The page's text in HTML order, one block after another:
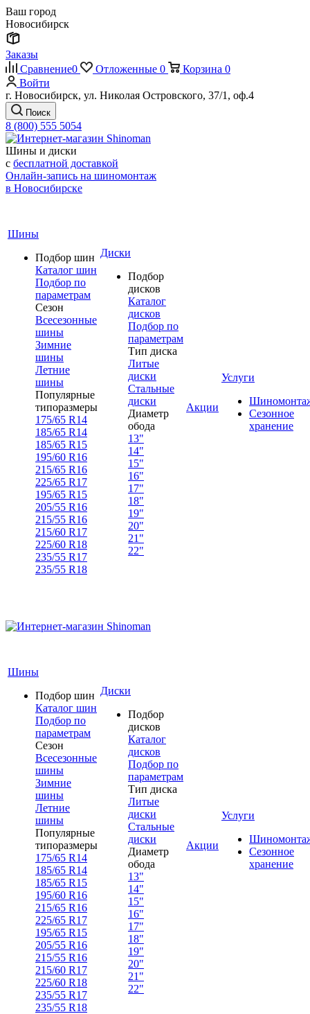
Ваш город
Новосибирск
Заказы
Сравнение0 Отложенные 0 Корзина 0
Войти
г. Новосибирск, ул. Николая Островского, 37/1, оф.4
Поиск
8 (800) 555 5054
Шины и диски
с бесплатной доставкой
Онлайн-запись на шиномонтаж
в Новосибирске
Шины
Подбор шин
Каталог шин
Подбор по
параметрам
Сезон
Всесезонные
шины
Зимние
шины
Летние
шины
Популярные
типоразмеры
175/65 R14
185/65 R14
185/65 R15
195/60 R16
215/65 R16
225/65 R17
195/65 R15
205/55 R16
215/55 R16
215/60 R17
225/60 R18
235/55 R17
235/55 R18
Диски
Подбор
дисков
Каталог
дисков
Подбор по
параметрам
Тип диска
Литые
диски
Стальные
диски
Диаметр
обода
13"
14"
15"
16"
17"
18"
19"
20"
21"
22"
Акции
Услуги
Сезонное
хранение
Шины
Подбор шин
Каталог шин
Подбор по
параметрам
Сезон
Всесезонные
шины
Зимние
шины
Летние
шины
Популярные
типоразмеры
175/65 R14
185/65 R14
185/65 R15
195/60 R16
215/65 R16
225/65 R17
195/65 R15
205/55 R16
215/55 R16
215/60 R17
225/60 R18
235/55 R17
235/55 R18
Диски
Подбор
дисков
Каталог
дисков
Подбор по
параметрам
Тип диска
Литые
диски
Стальные
диски
Диаметр
обода
13"
14"
15"
16"
17"
18"
19"
20"
21"
22"
Акции
Услуги
Сезонное
хранение